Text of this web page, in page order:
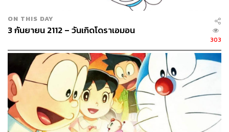
ตะกับคุณย่ายังทำให้เราน้ำตารื้นได้ทุกครั้งที่กลับไปอ่านหรือ
ดูอีกรอบ) รักเพื่อนที่ถึงแม้จะโดนแกล้งอยู่บ่อยๆ แต่เขาก็
โดยเฉพาะถ้าดูตามเนื้อเรื่อง The Movie ทุกภาค จะเห็นเลย
ว่าเมื่ออยู่ในสถานการณ์คับขัน เด็กที่เคยขี้แยจะแสดงความ
กล้าหาญ และลุกขึ้นมาเป็นผู้นำเพื่อนๆ ปกป้องอันตรายที่จะ
เกิดขึ้นกับโลกอย่างสุดความสามารถเสมอ แถมยังมีความ
สามารถด้านการยิงปืนที่ไม่แพ้ใครในจักรวาลโดราเอมอน
ON THIS DAY
3 กันยายน 2112 – วันเกิดโดราเอมอน
303